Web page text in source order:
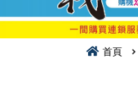
首頁